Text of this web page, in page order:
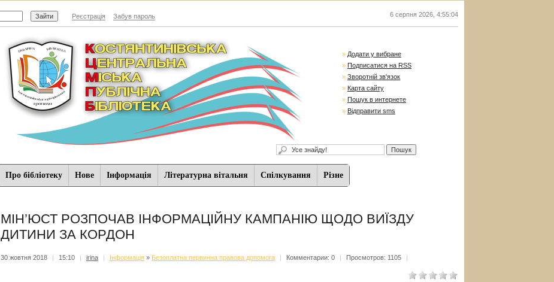
Реєстрація Забув пароль 6 серпня 2026 4:55:05
» Додати у вибране
» Подписатися на RSS
» Зворотній зв'язок
» Карта сайту
» Пошук в интернете
» Відправити sms
Про бібліотеку Нове Iнформацiя Літературна вітальня Спiлкування Різне
МІН’ЮСТ РОЗПОЧАВ ІНФОРМАЦІЙНУ КАМПАНІЮ ЩОДО ВИЇЗДУ
ДИТИНИ ЗА КОРДОН
30 жовтня 2018 | 15:10 | irina | Iнформацiя » Безоплатна первинна правова допомога | Комментарии: 0 | Просмотров: 1105 |